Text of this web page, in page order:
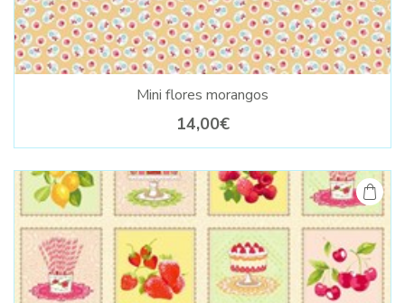
Mini flores morangos
14,00€